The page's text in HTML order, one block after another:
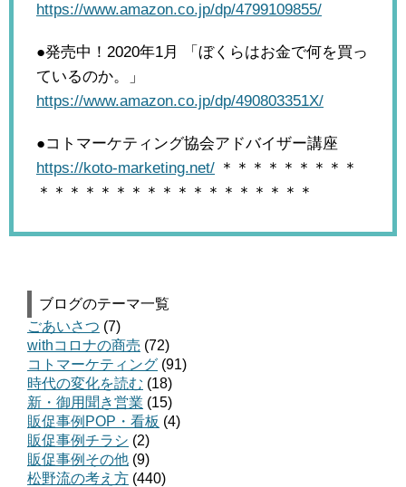
https://www.amazon.co.jp/dp/4799109855/
●発売中！2020年1月
「ぼくらはお金で何を買っ
ているのか。」
https://www.amazon.co.jp/dp/490803351X/
●コトマーケティング協会アドバイザー講座
https://koto-marketing.net/ ＊＊＊＊＊＊＊＊＊
＊＊＊＊＊＊＊＊＊＊＊＊＊＊＊＊＊＊
ブログのテーマ一覧
ごあいさつ (7)
withコロナの商売 (72)
コトマーケティング (91)
時代の変化を読む (18)
新・御用聞き営業 (15)
販促事例POP・看板 (4)
販促事例チラシ (2)
販促事例その他 (9)
松野流の考え方 (440)